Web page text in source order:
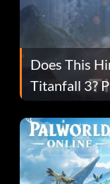
Does This
Titanfall 3?
Fans Are